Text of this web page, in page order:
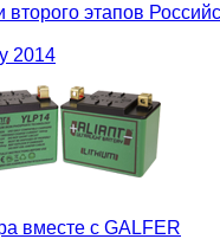
этапов
2014
вместе с GALFER